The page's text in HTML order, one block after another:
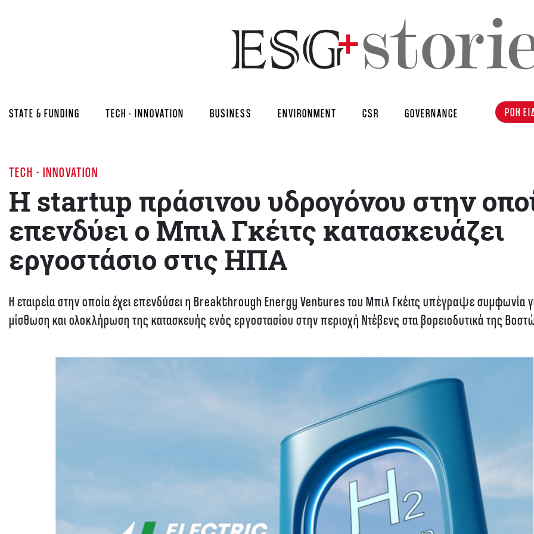
STATE & FUNDING TECH - INNOVATION BUSINESS ENVIRONMENT CSR GOVERNANCE ΡΟΗ
TECH - INNOVATION
Η startup πράσινου υδρογόνου στην
επενδύει ο Μπιλ Γκέιτς κατασκευάζει
εργοστάσιο στις ΗΠΑ
Η εταιρεία στην οποία έχει επενδύσει η Breakthrough Energy Ventures του Μπιλ Γκέιτς υπέγραψε συμφωνία
μίσθωση και ολοκλήρωση της κατασκευής ενός εργοστασίου στην περιοχή Ντέβενς στα βορειοδυτικά της